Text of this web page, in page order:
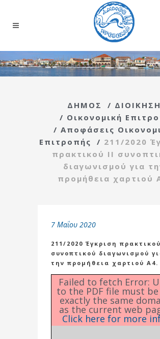
ΔΗΜΟΣ / ΔΙΟΙΚΗΣΗ
/ Οικονομική
/ Αποφάσεις
Επιτροπής
/ 211/2020
πρακτικού ΙΙ
διαγωνισμού για
προμήθεια χαρτιού
7 Μαΐου 2020
211/2020 Έγκριση πρακτικού
συνοπτικού διαγωνισμού
την προμήθεια χαρτιού Α4.
Failed to fetch Error:
to the PDF file must
exactly the same
as the current web
Click here for more